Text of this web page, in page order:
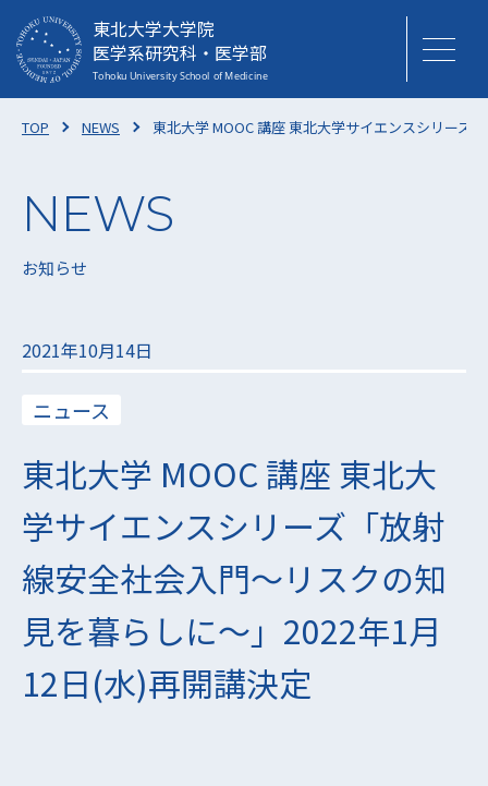
東北大学大学院
医学系研究科・医学部
TOP NEWS 東北大学 MOOC 講座 東北大学サイエンスシリーズ
お知らせ
2021年10月14日
ニュース
東北大学 MOOC 講座 東北大
学サイエンスシリーズ「放射
線安全社会入門～リスクの知
見を暮らしに～」2022年1月
12日(水)再開講決定